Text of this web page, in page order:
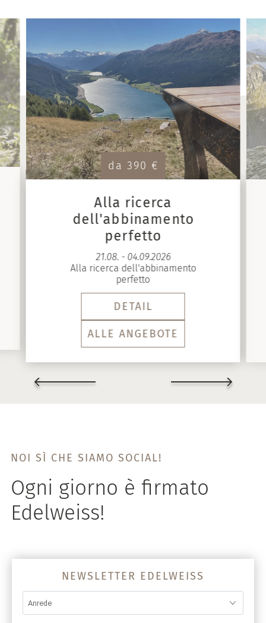
Alla ricerca
dell'abbinamento
perfetto
21.08. - 04.09.2026
Alla ricerca dell'abbinamento
perfetto
DETAIL
ALLE ANGEBOTE
da 390 €
NOI SÌ CHE SIAMO SOCIAL!
Ogni giorno è firmato
Edelweiss!
NEWSLETTER EDELWEISS